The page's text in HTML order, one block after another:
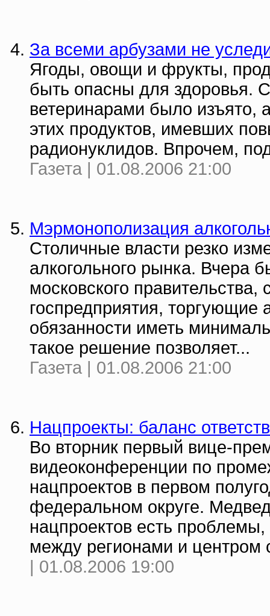
За всеми арбузами не
Ягоды, овощи и фрукты,
быть опасны для здоровья.
ветеринарами было изъято,
этих продуктов, имевших
радионуклидов. Впрочем,
Газета | 01.08.2006 21:00
Мэрмонополизация
Столичные власти резко
алкогольного рынка. Вчера
московского
госпредприятия, торгующие
обязанности иметь
такое решение позволяет...
Газета | 01.08.2006 21:00
Нацпроекты: баланс
Во вторник первый вице-
видеоконференции по
нацпроектов в первом
федеральном округе.
нацпроектов есть
между регионами и центром
| 01.08.2006 19:00